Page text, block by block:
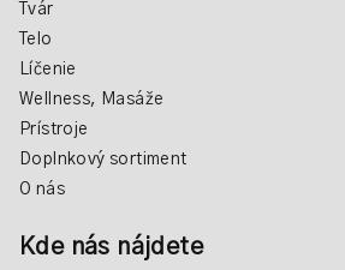
Tvár
Telo
Líčenie
Wellness, Masáže
Prístroje
Doplnkový sortiment
O nás
Kde nás nájdete